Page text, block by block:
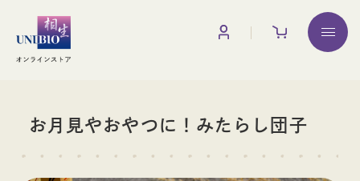
お月見やおやつに！みたらし団子
お買い物ガイド